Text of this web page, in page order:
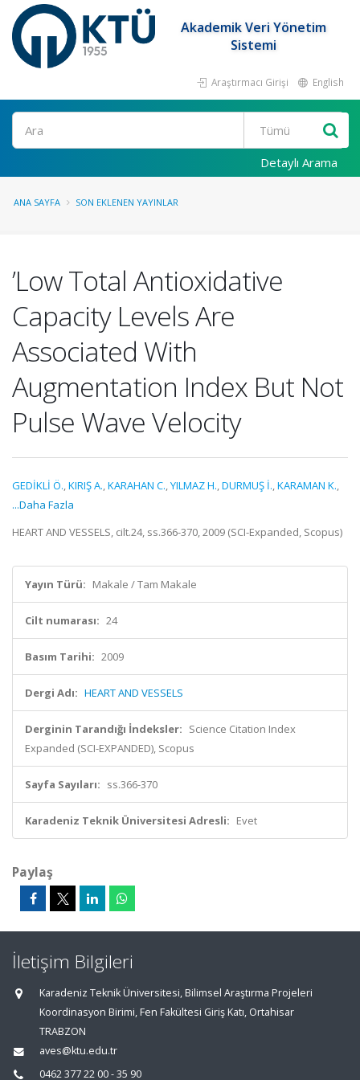
Akademik Veri Yönetim
Sistemi
Araştırmacı Girişi English
Ara
Detaylı Arama
ANA SAYFA SON EKLENEN YAYINLAR
’Low Total Antioxidative
Capacity Levels Are
Associated With
Augmentation Index But Not
Pulse Wave Velocity
GEDİKLİ Ö.,KIRIŞ A.,KARAHAN C.,YILMAZ H.,DURMUŞ İ.,KARAMAN K.,
...Daha Fazla
HEART AND VESSELS, cilt.24, ss.366-370, 2009 (SCI-Expanded, Scopus)
Yayın Türü: Makale / Tam Makale
Cilt numarası: 24
Basım Tarihi: 2009
Dergi Adı: HEART AND VESSELS
Derginin Tarandığı İndeksler: Science Citation Index
Expanded (SCI-EXPANDED), Scopus
Sayfa Sayıları: ss.366-370
Karadeniz Teknik Üniversitesi Adresli: Evet
Paylaş
İletişim Bilgileri
Karadeniz Teknik Üniversitesi, Bilimsel Araştırma Projeleri
Koordinasyon Birimi, Fen Fakültesi Giriş Katı, Ortahisar
TRABZON
aves@ktu.edu.tr
0462 377 22 00 - 35 90